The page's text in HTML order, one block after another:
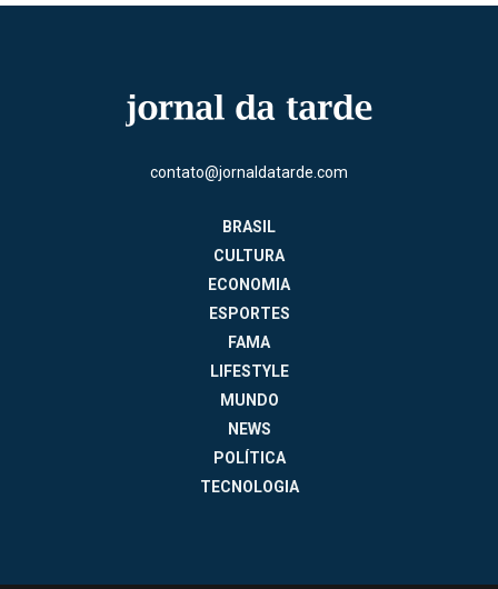
contato@jornaldatarde.com
BRASIL
CULTURA
ECONOMIA
ESPORTES
FAMA
LIFESTYLE
MUNDO
NEWS
POLÍTICA
TECNOLOGIA